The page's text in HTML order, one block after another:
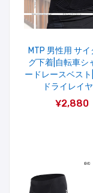
MTP 男性用 サ
グ下着|自転車シ
ードレースベス
ドライレイ
¥2,880